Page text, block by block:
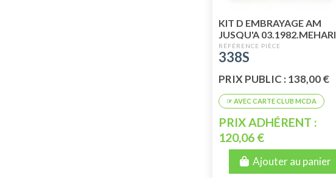
KIT D EMBRAYAGE AM
JUSQU'A 03.1982.MEHARI
2CV DYANE MARQUE LUK
HIGH QUALITY PRIX
338S
PRIX PUBLIC : 138,00 €
PRIX ADHÉRENT :
120,06 €
Ajouter au panier